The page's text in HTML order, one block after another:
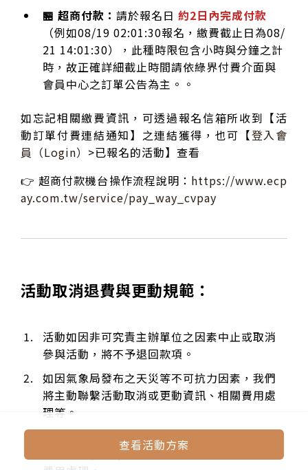
🏪 超商付款： 請於報名日 約2日內完成付款
（例如08/19 02:01:30報名，繳費截止日為08/
21 14:01:30），此種時限包含小時與分鐘之計
時，故正確詳細截止時間請依綠界付費介面與
會員中心之訂單公告為主。。
如忘記相關繳費資訊，可透過報名信箱所收到【活
動訂單付費連結通知】之連結獲得，也可【登入會
員（Login） >已報名的活動】查看
👉 超商付款機台操作流程說明： https://www.ecp
ay.com.tw/service/pay_way_cvpay
活動取消退費與更動規範：
活動如因非可究責主辦單位之因素中止或取消
參與活動，將不予退回款項。
如因氣象局發布之天災等不可抗力因素，我們
將主動聯繫活動取消或更動資訊、相關費用處
理等。
未達成團人數而活動無法成立，我們將於
活動日期(不含)前 2-4 日內通知未成團
與 相關
查看活動方案